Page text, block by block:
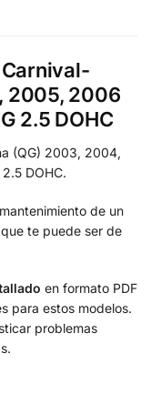
2005, 2006
2.5 DOHC
(QG) 2003, 2004,
DOHC.
de un
te puede ser de
en formato PDF
para estos modelos.
problemas